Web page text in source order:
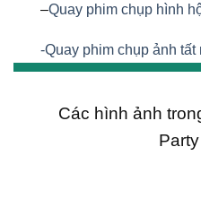
–Quay phim chụp hình
-Quay phim chụp ảnh tất
Các hình ảnh